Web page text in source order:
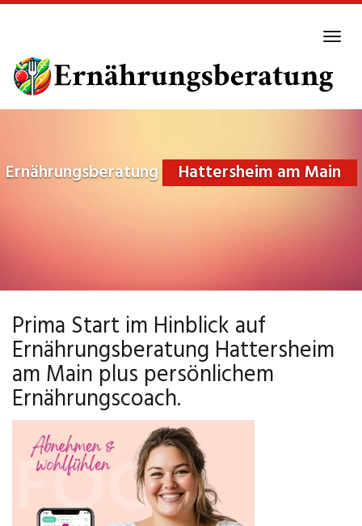
main
content
Ernährungsberatung Hattersheim am Main
Prima Start im Hinblick auf
Ernährungsberatung Hattersheim
am Main plus persönlichem
Ernährungscoach.